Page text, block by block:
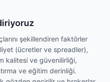
şekillendiren faktörler
(ücretler ve spreadler),
kalitesi ve güvenilirliği,
ve eğitim derinliği.